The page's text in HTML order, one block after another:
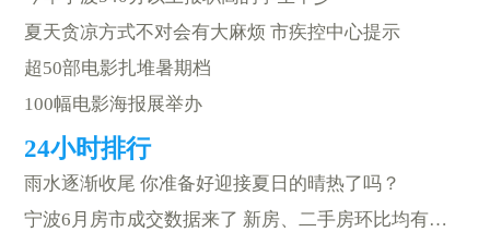
夏天贪凉方式不对会有大麻烦 市疾控中心提示
超50部电影扎堆暑期档
100幅电影海报展举办
雨水逐渐收尾 你准备好迎接夏日的晴热了吗？
宁波6月房市成交数据来了 新房、二手房环比均有所下降